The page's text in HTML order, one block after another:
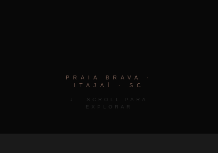
PRAIA BRAVA ·
ITAJAÍ · SC
↓ SCROLL PARA
EXPLORAR